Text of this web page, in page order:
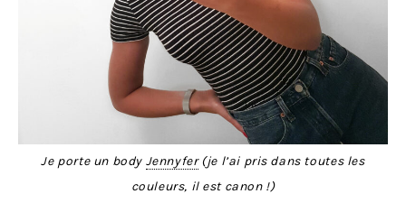
Je porte un body Jennyfer(je l’ai pris dans toutes les
couleurs, il est canon !)